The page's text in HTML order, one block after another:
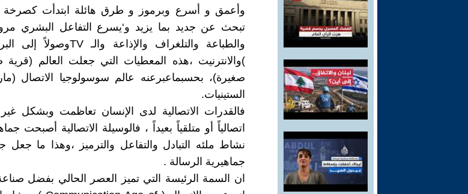
وأعمق و أسرع وبرموز و طرق هائلة ابتدأت كصرخة
تبحث عن جديد بما يزيد و‘يسرع التفاعل البشري مروراً
)والانترنيت ،هذه المعطيات التي جعلت العالم
صغيرة)، بحسبماعبرعنه عالم سوسولوجيا الاتصال
الستينيات.
فالقدرات الاتصالية لدى الإنسان تعاظمت وبشكل
اتصالياً أو متلقياً بعيداً ، فالوسيلة الاتصالية أصبحت
نشاط ملئه التبادل والتفاعل والترميز ،وهذا ما جعل
جماهيرية الرسالة .
ان السمة الرئيسة التي تميز العصر الحالي بفضل صناعة